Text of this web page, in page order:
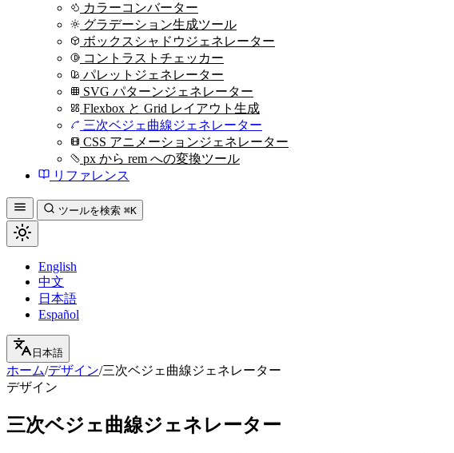
カラーコンバーター
グラデーション生成ツール
ボックスシャドウジェネレーター
コントラストチェッカー
パレットジェネレーター
SVG パターンジェネレーター
Flexbox と Grid レイアウト生成
三次ベジェ曲線ジェネレーター
CSS アニメーションジェネレーター
px から rem への変換ツール
リファレンス
ツールを検索 ⌘K
English
中文
日本語
Español
日本語
ホーム/デザイン/三次ベジェ曲線ジェネレーター
デザイン
三次ベジェ曲線ジェネレーター